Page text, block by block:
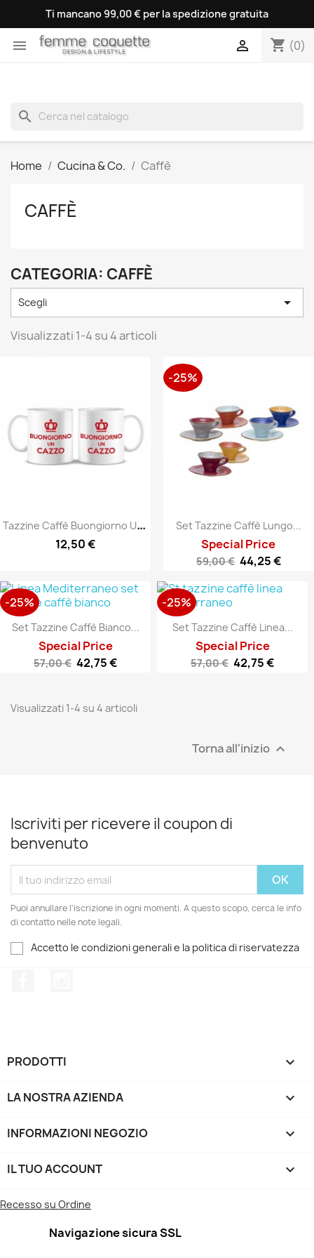
Ti mancano 99,00 € per la spedizione gratuita
 shopping_cart (0)

search
Home Cucina & Co. Caffè
CAFFÈ
CATEGORIA: CAFFÈ
Scegli 
Visualizzati 1-4 su 4 articoli
T
Azzine Caffè Buongiorno Un...
12,50 €
Set Tazzine Caffè Lungo...
Special Price
59,00 € 44,25 €
-25%
Set Tazzine Caffè Bianco...
Special Price
57,00 € 42,75 €
-25%
Set Tazzine Caffè Linea...
Special Price
57,00 € 42,75 €
-25%
Visualizzati 1-4 su 4 articoli
Torna all'inizio 
Iscriviti per ricevere il coupon di
benvenuto
Puoi annullare l'iscrizione in ogni momenti. A questo scopo, cerca le info
di contatto nelle note legali.
Accetto le condizioni generali e la politica di riservatezza
PRODOTTI 
LA NOSTRA AZIENDA 
INFORMAZIONI NEGOZIO keyboard_arrow_down
IL TUO ACCOUNT 
Recesso su Ordine
Navigazione sicura SSL